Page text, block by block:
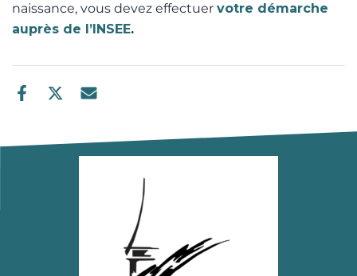
naissance, vous devez effectuer votre démarche
auprès de l’INSEE.